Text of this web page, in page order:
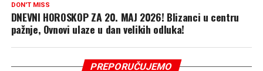
DON'T MISS
DNEVNI HOROSKOP ZA 20. MAJ 2026! Blizanci u centru
pažnje, Ovnovi ulaze u dan velikih odluka!
PREPORUČUJEMO